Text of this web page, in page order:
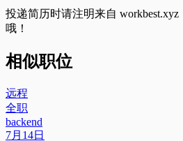
投递简历时请注明来自 workbest.xyz
哦！
相似职位
远程
全职
backend
7月14日